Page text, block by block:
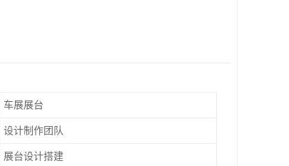
车展展台
设计制作团队
展台设计搭建